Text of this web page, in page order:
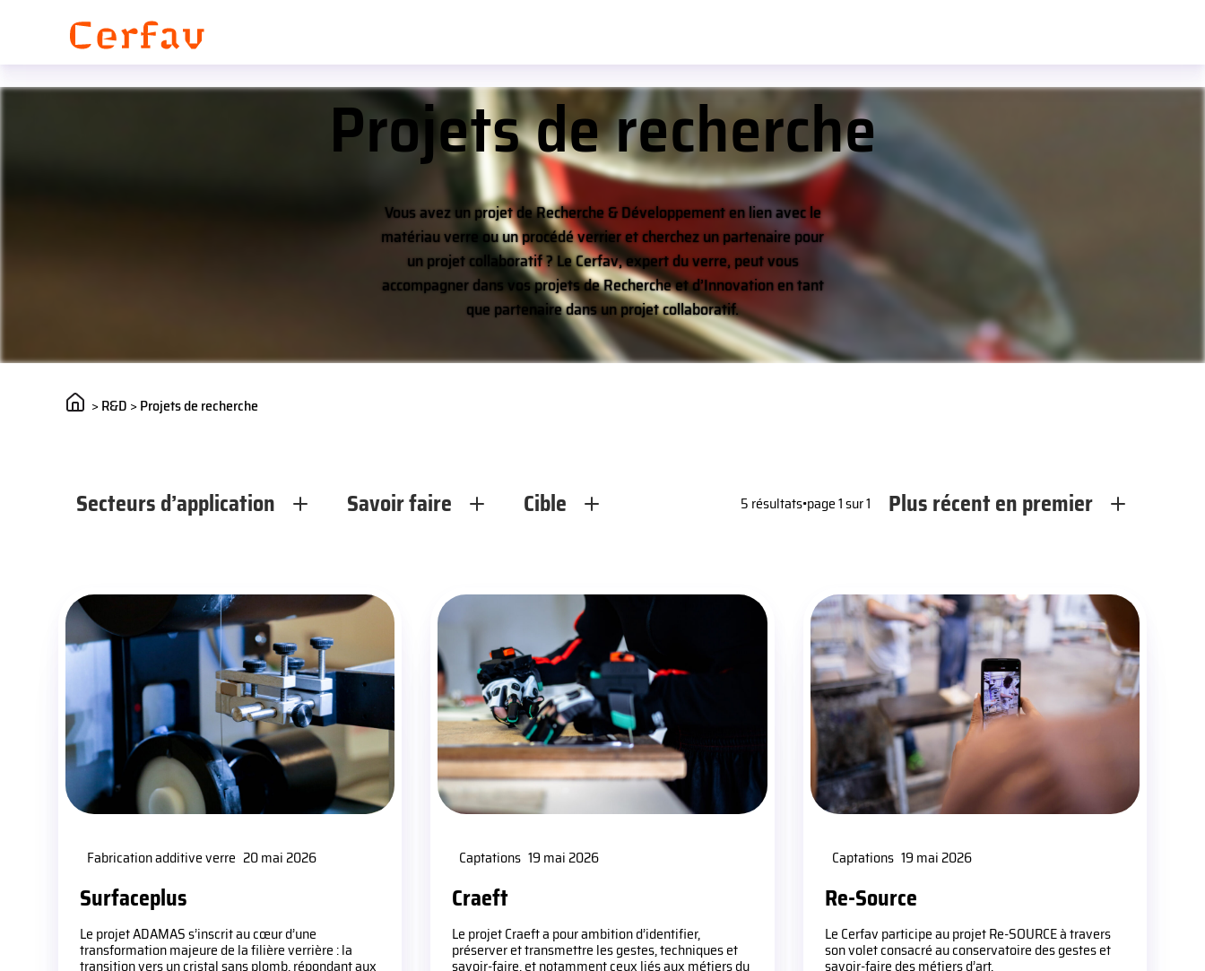
Projets de recherche
Vous avez un projet de Recherche & Développement en lien avec le
matériau verre ou un procédé verrier et cherchez un partenaire pour
un projet collaboratif ? Le Cerfav, expert du verre, peut vous
accompagner dans vos projets de Recherche et d’Innovation en tant
que partenaire dans un projet collaboratif.
>R&D >Projets de recherche
Secteurs d’application Savoir faire Cible 5 résultats•page 1 sur 1 Plus récent en premier
Fabrication additive verre 20 mai 2026
Surfaceplus
Le projet ADAMAS s’inscrit au cœur d’une
transformation majeure de la filière verrière : la
transition vers un cristal sans plomb, répondant aux
Captations 19 mai 2026
Craeft
Le projet Craeft a pour ambition d’identifier,
préserver et transmettre les gestes, techniques et
savoir-faire, et notamment ceux liés aux métiers du
Captations 19 mai 2026
Re-Source
Le Cerfav participe au projet Re-SOURCE à travers
son volet consacré au conservatoire des gestes et
savoir-faire des métiers d’art.